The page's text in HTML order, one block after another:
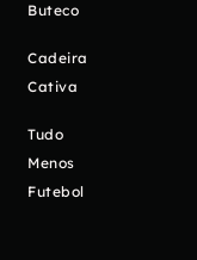
Buteco
Cadeira
Cativa
Tudo
Menos
Futebol